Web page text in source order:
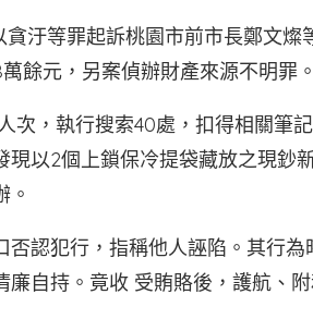
汙等罪起訴桃園市前市長鄭文燦
餘元，另案偵辦財產來源不明罪。
次，執行搜索40處，扣得相關筆
現以2個上鎖保冷提袋藏放之現鈔
。
否認犯行，指稱他人誣陷。其行
廉自持。竟收 受賄賂後，護航、